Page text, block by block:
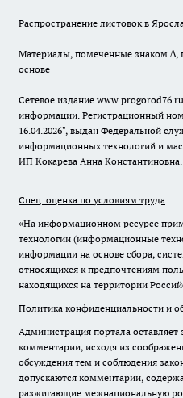
Распространение листовок в
Материалы, помеченные знаком ∆,
основе
Сетевое издание
информации. Регистрационный
16.04.2026", выдан Федеральной
информационных технологий и
ИП Кокарева Анна Константиновна.
Спец. оценка по условиям труда
«На информационном ресурсе
технологии (информационные
информации на основе сбора,
относящихся к предпочтениям
находящихся на территории
Политика конфиденциальности и
Администрация портала оставляет
комментарии, исходя из
обсуждения тем и соблюдения
допускаются комментарии,
разжигающие межнациональную